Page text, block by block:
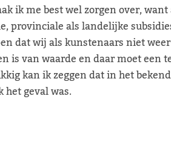
ik me best wel zorgen over,
provinciale als landelijke
dat wij als kunstenaars niet
is van waarde en daar moet een
kan ik zeggen dat in het
het geval was.